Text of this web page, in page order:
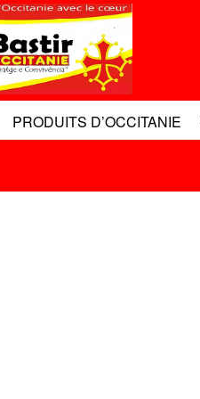
PRODUITS D’OCCITANIE